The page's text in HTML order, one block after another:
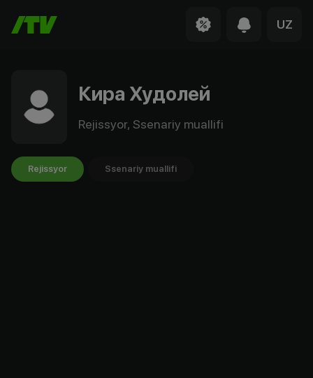
UZ
Кира Худолей
Rejissyor, Ssenariy muallifi
Rejissyor Ssenariy muallifi